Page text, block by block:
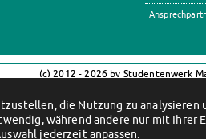
(c) 2012 - 2026 by Studentenwerk
Impressum
die Nutzung zu analysieren
während andere nur mit Ihrer
jederzeit anpassen.